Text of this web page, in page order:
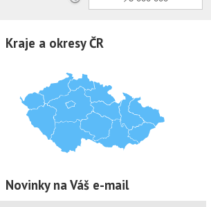
Kraje a okresy ČR
Novinky na Váš e-mail